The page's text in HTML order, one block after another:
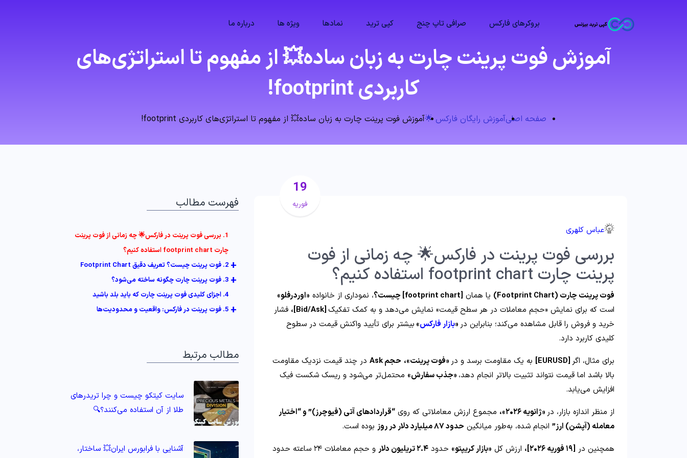
بروکرهای فارکس صرافی تاپ چنج کپی ترید نمادها ویژه ها درباره ما
آموزش فوت پرینت چارت به زبان ساده💥 از مفهوم تا استراتژی‌های
کاربردی footprint!
صفحه اصلیآموزش رایگان فارکس 🌟آموزش فوت پرینت چارت به زبان ساده💥 از مفهوم تا استراتژی‌های کاربردی footprint!
19
فوریه
عباس کلهری
بررسی فوت پرینت در فارکس🌟 چه زمانی از فوت
پرینت چارت footprint chart استفاده کنیم؟
فوت پرینت چارت (Footprint Chart) یا همان [footprint chart] چیست؟ ، نموداری از خانواده «اوردر‌فلو»
است که برای نمایش «حجم معاملات در هر سطح قیمت» نمایش می‌دهد و به کمک تفکیک[Bid/Ask]،
فشار
خرید و فروش را قابل مشاهده می‌کند؛ بنابراین در «بازار فارکس» بیشتر برای تأیید واکنش قیمت در سطوح
کلیدی کاربرد دارد.
برای مثال، اگر [EURUSD] به یک مقاومت برسد و در «فوت پرینت»، حجم Ask
در چند قیمت نزدیک مقاومت
بالا باشد اما قیمت نتواند تثبیت بالاتر انجام دهد، «جذب سفارش» محتمل‌تر می‌شود و ریسک شکست فیک
افزایش می‌یابد.
از منظر اندازه بازار، در «ژانویه ۲۰۲۶»، مجموع ارزش معاملاتی که روی “قراردادهای آتی (فیوچرز)” و “اختیار
معامله (آپشن) ارز” انجام شده، به‌طور میانگین حدود ۸۷ میلیارد دلار در روز
بوده است.
همچنین در [۱۹ فوریه ۲۰۲۶]، ارزش کل «بازار کریپتو» حدود ۲.۴ تریلیون دلار
و حجم معاملات ۲۴ ساعته حدود
فهرست مطالب
1. بررسی فوت پرینت در فارکس🌟 چه زمانی از فوت پرینت
چارت footprint chart استفاده کنیم؟
2. فوت پرینت چیست؟ تعریف دقیق Footprint Chart +
3. فوت پرینت چارت چگونه ساخته می‌شود؟ +
4. اجزای کلیدی فوت پرینت چارت که باید بلد باشید
5. فوت پرینت در فارکس: واقعیت و محدودیت‌ها +
مطالب مرتبط
سایت کیتکو چیست و چرا تریدرهای
طلا از آن استفاده می‌کنند؟🔍
آشنایی با فرابورس ایران💥 ساختار،